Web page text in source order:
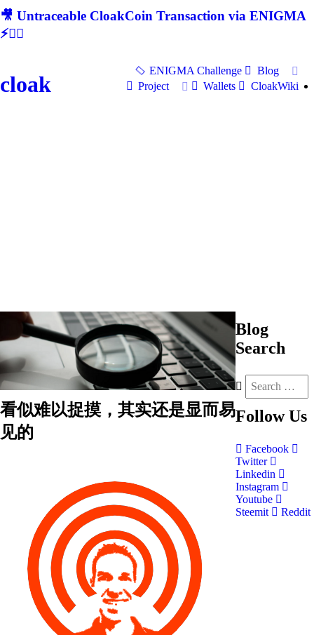
🎥 Untraceable CloakCoin Transaction via ENIGMA
⚡🕵‍♂
cloak
ENIGMA Challenge
Blog
Project
Wallets CloakWiki
看似难以捉摸，其实还是显而易
见的
Blog
Search
Follow Us
Facebook
Twitter
Linkedin
Instagram
Youtube
Steemit
Reddit